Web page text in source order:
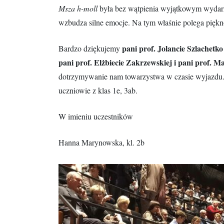
Msza h-mollbyła bez wątpienia wyjątkowym
wzbudza silne emocje. Na tym właśnie polega
Bardzo dziękujemypaniprof. Jolancie Szlachetko
paniprof. Elżbiecie Zakrzewskiej i pani prof.
dotrzymywanie nam towarzystwa w czasie
uczniowie z klas 1e, 3ab.
W imieniu uczestników
Hanna Marynowska, kl. 2b